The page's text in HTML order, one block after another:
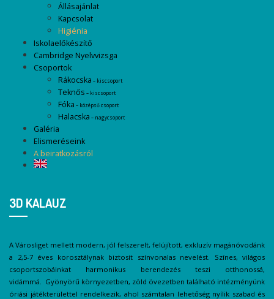
Állásajánlat
Kapcsolat
Higiénia
Iskolaelőkészítő
Cambridge Nyelvvizsga
Csoportok
Rákocska – kiscsoport
Teknős – kiscsoport
Fóka – középső csoport
Halacska – nagycsoport
Galéria
Elismeréseink
A beiratkozásról
3D KALAUZ
A Városliget mellett modern, jól felszerelt, felújított, exkluzív magánóvodánk
a 2,5-7 éves korosztálynak biztosít színvonalas nevelést. Színes, világos
csoportszobáinkat harmonikus berendezés teszi otthonossá,
vidámmá. Gyönyörű környezetben, zöld övezetben található intézményünk
óriási játékterülettel rendelkezik, ahol számtalan lehetőség nyílik szabad és